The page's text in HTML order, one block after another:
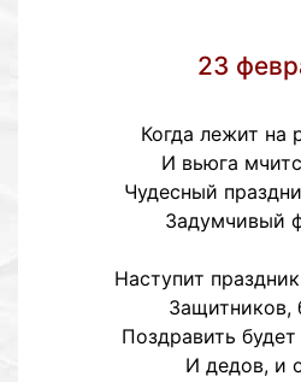
23
Когда лежит на
И вьюга
Чудесный
Задумчивый
Наступит
Защитников,
Поздравить
И дедов, и